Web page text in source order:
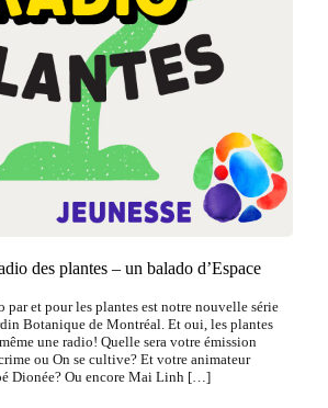
des plantes – un balado d’Espace
par et pour les plantes est notre nouvelle série
Botanique de Montréal. Et oui, les plantes
une radio! Quelle sera votre émission
ou On se cultive? Et votre animateur
Dionée? Ou encore Mai Linh […]